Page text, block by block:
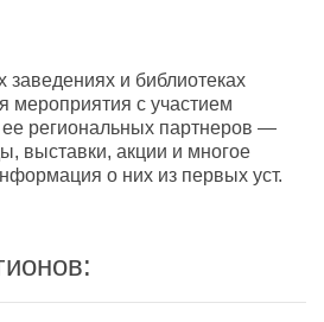
заведениях и библиотеках
мероприятия с участием
региональных партнеров —
выставки, акции и многое
о них из первых уст.